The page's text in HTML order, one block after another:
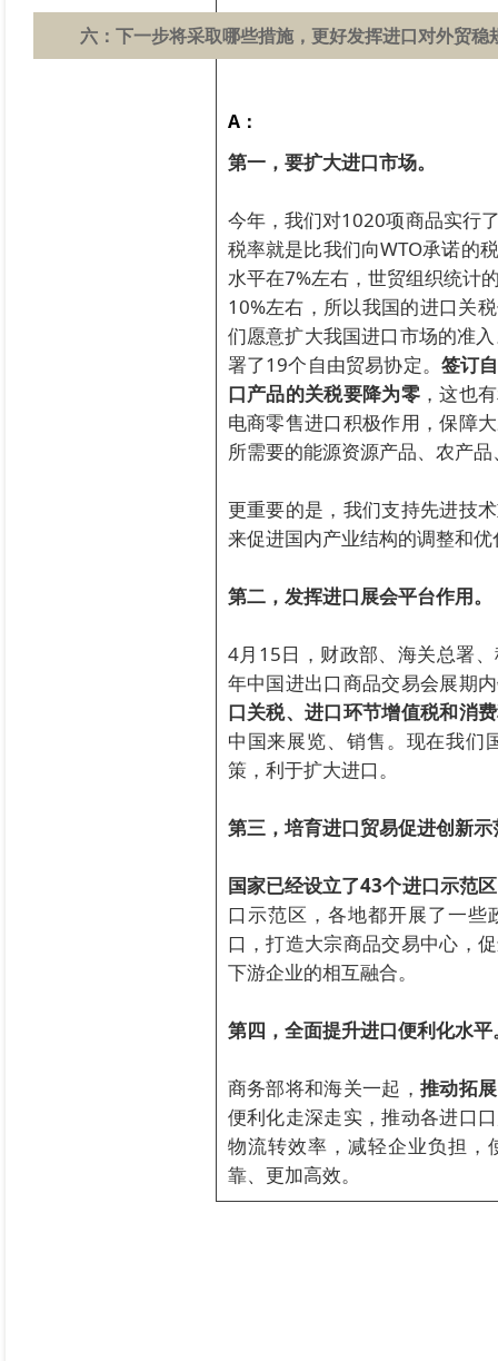
六： 下一步将采取哪些措施，更好发挥进口对外贸稳
A：
第一，要扩大进口市场。
今年，我们对1020项商品实行
税率就是比我们向WTO承诺的
水平在7%左右，世贸组织统计
10%左右，所以我国的进口关
们愿意扩大我国进口市场的准
署了19个自由贸易协定。 签订
口产品的关税要降为零，这也
电商零售进口积极作用，保障
所需要的能源资源产品、农产
更重要的是，我们支持先进技
来促进国内产业结构的调整和优
第二，发挥进口展会平台作用。
4月15日，财政部、海关总署
年中国进出口商品交易会展期
口关税、进口环节增值税和消
中国来展览、销售。现在我们
策，利于扩大进口。
第三，培育进口贸易促进创新示
国家已经设立了43个进口示范区
口示范区，各地都开展了一
口，打造大宗商品交易中心，
下游企业的相互融合。
第四，全面提升进口便利化水平
商务部将和海关一起，推动拓
便利化走深走实，推动各进口
物流转效率，减轻企业负担，
靠、更加高效。